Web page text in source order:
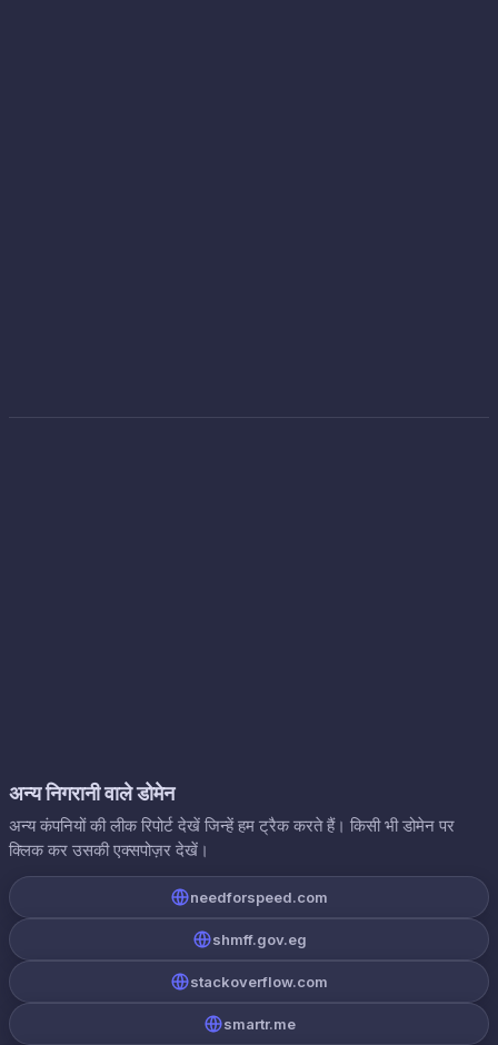
अन्य निगरानी वाले डोमेन
अन्य कंपनियों की लीक रिपोर्ट देखें जिन्हें हम ट्रैक करते हैं। किसी भी डोमेन पर
क्लिक कर उसकी एक्सपोज़र देखें।
needforspeed.com
shmff.gov.eg
stackoverflow.com
smartr.me